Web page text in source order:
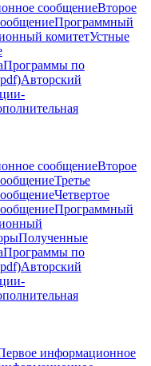
сообщениеВторое
Программный
комитетУстные
Программы по
Авторский
сообщениеВторое
Третье
Четвертое
Программный
Полученные
Программы по
Авторский
информационное